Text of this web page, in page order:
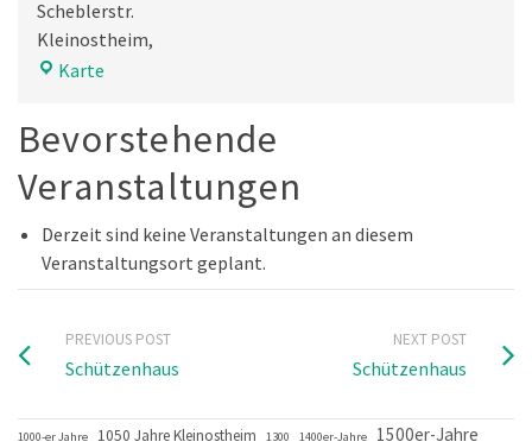
Scheblerstr.
Kleinostheim,
Karte
Bevorstehende
Veranstaltungen
Derzeit sind keine Veranstaltungen an diesem
Veranstaltungsort geplant.
PREVIOUS POST
Schützenhaus
NEXT POST
Schützenhaus
1000-er Jahre 1050 Jahre Kleinostheim 1300 1400er-Jahre 1500er-Jahre